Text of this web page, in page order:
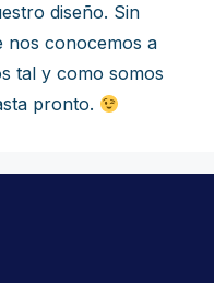
diseño. Sin
nos conocemos a
tal y como somos
pronto.